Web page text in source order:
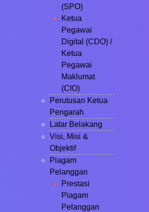
(SPO)
Ketua
Pegawai
Digital (CDO) /
Ketua
Pegawai
Maklumat
(CIO)
Perutusan Ketua
Pengarah
Latar Belakang
Visi, Misi &
Objektif
Piagam
Pelanggan
Prestasi
Piagam
Pelanggan